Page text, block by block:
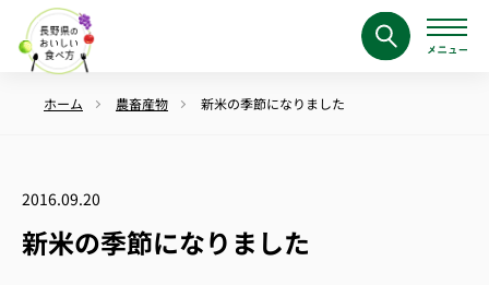
ホーム 農畜産物 新米の季節になりました
2016.09.20
新米の季節になりました